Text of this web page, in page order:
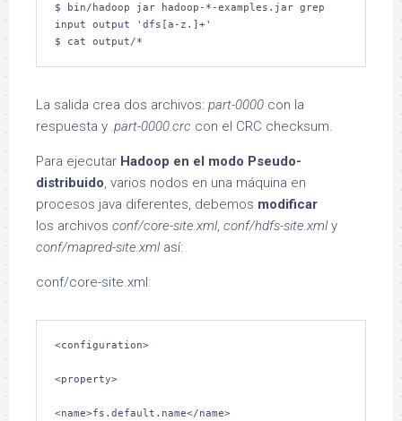
$ bin/hadoop jar hadoop-*-examples.jar grep
input output 'dfs[a-z.]+'
$ cat output/*
La salida crea dos archivos: part-0000 con la
respuesta y .part-0000.crc con el CRC checksum.
Para ejecutar Hadoop en el modo Pseudo-
distribuido, varios nodos en una máquina en
procesos java diferentes, debemos modificar
los archivos conf/core-site.xml, conf/hdfs-site.xmly
conf/mapred-site.xmlasí:
conf/core-site.xml:
<configuration>
<property>
<name>fs.default.name</name>